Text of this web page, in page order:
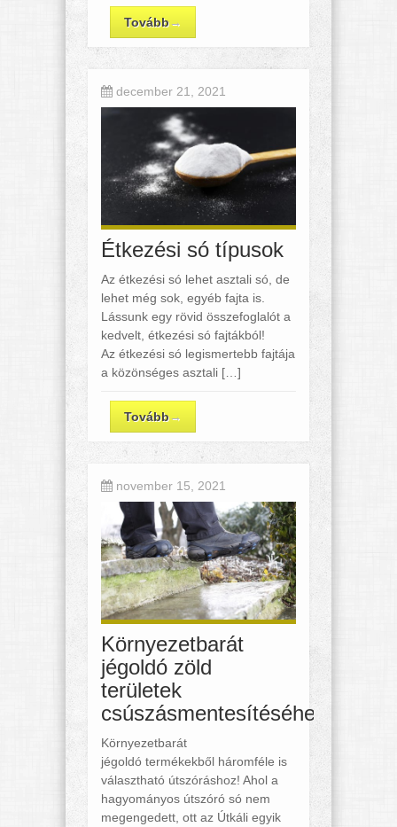
Tovább→
december 21, 2021
Étkezési só típusok
Az étkezési só lehet asztali só, de
lehet még sok, egyéb fajta is.
Lássunk egy rövid összefoglalót a
kedvelt, étkezési só fajtákból!
Az étkezési só legismertebb fajtája
a közönséges asztali […]
Tovább→
november 15, 2021
Környezetbarát
jégoldó zöld
területek
csúszásmentesítéséhez
Környezetbarát
jégoldó termékekből háromféle is
választható útszóráshoz! Ahol a
hagyományos útszóró só nem
megengedett, ott az Útkáli egyik